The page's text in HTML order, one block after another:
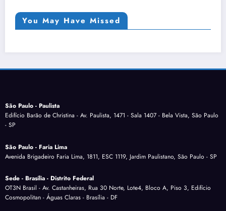
You May Have Missed
São Paulo - Paulista
Edifício Barão de Christina - Av. Paulista, 1471 - Sala 1407 - Bela Vista, São Paulo
- SP
São Paulo - Faria Lima
Avenida Brigadeiro Faria Lima, 1811, ESC 1119, Jardim Paulistano, São Paulo - SP
Sede - Brasília - Distrito Federal
OT3N Brasil - Av. Castanheiras, Rua 30 Norte, Lote4, Bloco A, Piso 3, Edifício
Cosmopolitan - Águas Claras - Brasília - DF